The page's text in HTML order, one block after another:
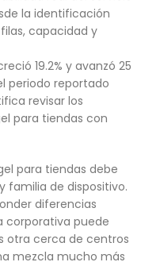
la identificación
capacidad y
19.2% y avanzó 25
periodo reportado
revisar los
para tiendas con
para tiendas debe
familia de dispositivo.
diferencias
corporativa puede
otra cerca de centros
mezcla mucho más